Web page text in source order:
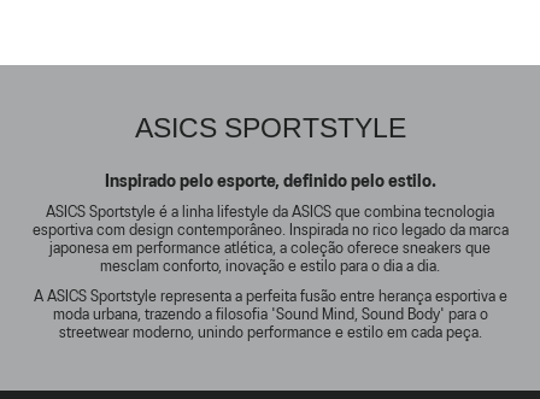
ASICS SPORTSTYLE
Inspirado pelo esporte, definido pelo estilo.
ASICS Sportstyle é a linha lifestyle da ASICS que combina tecnologia
esportiva com design contemporâneo. Inspirada no rico legado da marca
japonesa em performance atlética, a coleção oferece sneakers que
mesclam conforto, inovação e estilo para o dia a dia.
A ASICS Sportstyle representa a perfeita fusão entre herança esportiva e
moda urbana, trazendo a filosofia 'Sound Mind, Sound Body' para o
streetwear moderno, unindo performance e estilo em cada peça.